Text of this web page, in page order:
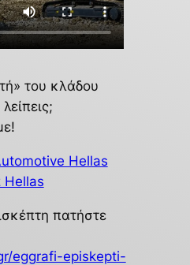
του κλάδου
Hellas
Hellas
πατήστε
eggrafi-episkepti-